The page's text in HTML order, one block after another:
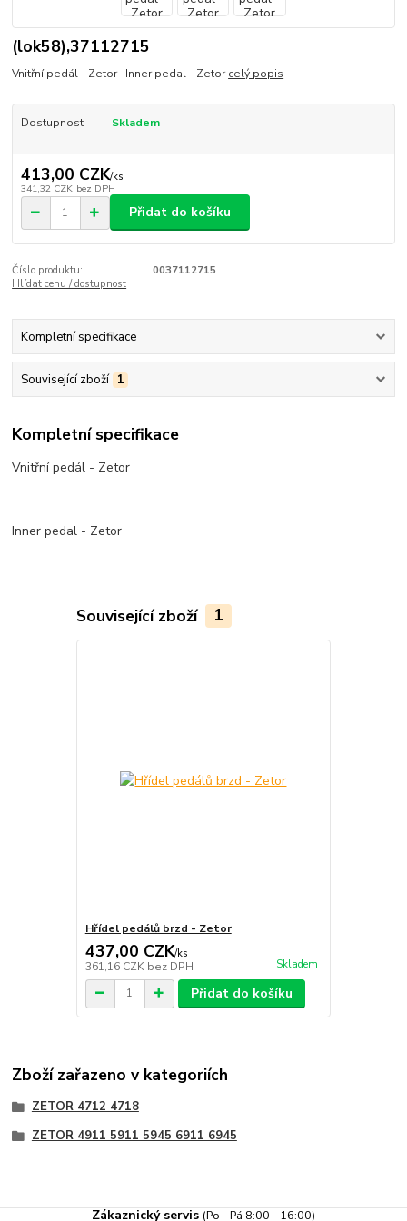
(lok58),37112715
Vnitřní pedál - Zetor Inner pedal - Zetorcelý popis
Dostupnost Skladem
413,00 CZK/ks
341,32 CZK bez DPH
Přidat do košíku
Číslo produktu:
0037112715
Hlídat cenu / dostupnost
Kompletní specifikace
Související zboží 1
Kompletní specifikace
Vnitřní pedál - Zetor
Inner pedal - Zetor
Související zboží 1
Hřídel pedálů brzd - Zetor
437,00 CZK/ks
361,16 CZK bez DPH Skladem
Přidat do košíku
Zboží zařazeno v kategoriích
ZETOR 4712 4718
ZETOR 4911 5911 5945 6911 6945
Zákaznický servis (Po - Pá 8:00 - 16:00)